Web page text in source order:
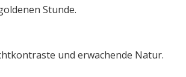
Stunde.
und erwachende Natur.